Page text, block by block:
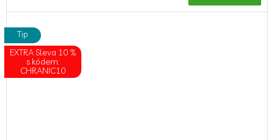
z
5
hvězdiček.
Tip
EXTRA Sleva 10 %
s kódem:
CHRANIC10